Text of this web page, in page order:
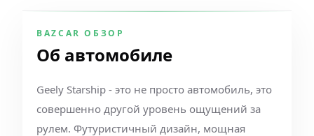
BAZCAR ОБЗОР
Об автомобиле
Geely Starship - это не просто автомобиль, это
совершенно другой уровень ощущений за
рулем. Футуристичный дизайн, мощная